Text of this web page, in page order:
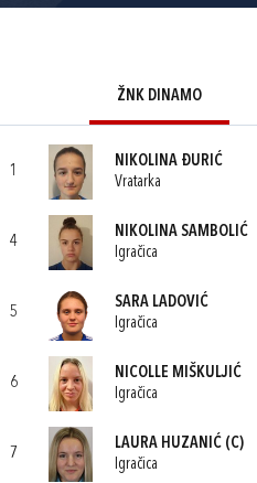
ŽNK DINAMO
1
NIKOLINA ĐURIĆ
Vratarka
4
NIKOLINA SAMBOLIĆ
Igračica
5
SARA LADOVIĆ
Igračica
6
NICOLLE MIŠKULJIĆ
Igračica
7
LAURA HUZANIĆ (C)
Igračica